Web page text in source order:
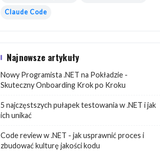
Claude Code
Najnowsze artykuły
Nowy Programista .NET na Pokładzie -
Skuteczny Onboarding Krok po Kroku
5 najczęstszych pułapek testowania w .NET i jak
ich unikać
Code review w .NET - jak usprawnić proces i
zbudować kulturę jakości kodu